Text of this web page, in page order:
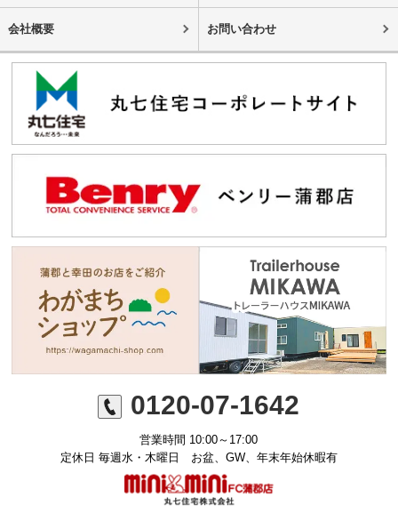
会社概要 お問い合わせ
0120-07-1642
営業時間 10:00～17:00
定休日 毎週水・木曜日 お盆、GW、年末年始休暇有